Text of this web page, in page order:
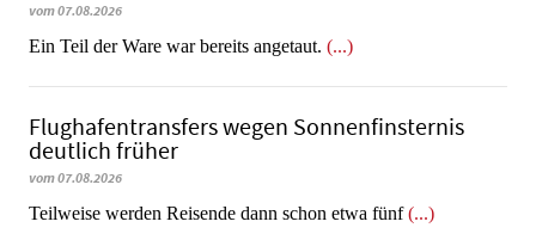
vom 07.08.2026
​​​​​​​Ein Teil der Ware war bereits angetaut. (...)
Flughafentransfers wegen Sonnenfinsternis
deutlich früher
vom 07.08.2026
Teilweise werden Reisende dann schon etwa fünf(...)